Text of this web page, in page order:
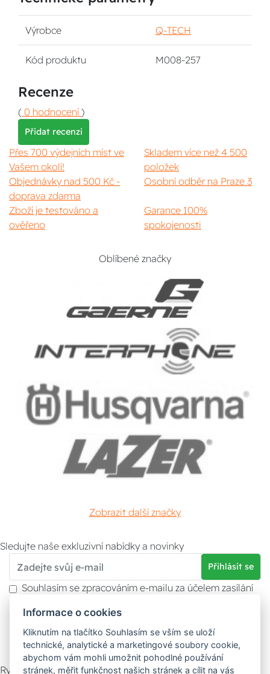
Výrobce Q-TECH
Kód produktu M008-257
Recenze
( 0 hodnocení )
Přidat recenzi
Přes 700 výdejních míst ve
Vašem okolí!
Skladem více než 4 500
položek
Objednávky nad 500 Kč -
doprava zdarma
Osobní odběr na Praze 3
Zboží je testováno a
ověřeno
Garance 100%
spokojenosti
Oblíbené značky
Zobrazit další značky
Sledujte naše exkluzivní nabídky a novinky
Přihlásit se
Souhlasím se zpracováním e-mailu za účelem zasílání
Více informací naleznete v
údajů . Souhlas můžete kdykoliv odvolat.
Rychlý kontakt
Informace o cookies
Kliknutím na tlačítko Souhlasím se vším se uloží
technické, analytické a marketingové soubory cookie,
abychom vám mohli umožnit pohodlné používání
stránek, měřit funkčnost našich stránek a cílit na vás